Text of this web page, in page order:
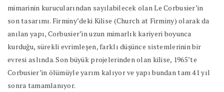
mimarinin kurucularından sayılabilecek olan Le Corbusier’in
son tasarımı. Firminy’deki Kilise (Church at Firminy) olarak da
anılan yapı, Corbusier’in uzun mimarlık kariyeri boyunca
kurduğu, sürekli evrimleşen, farklı düşünce sistemlerinin bir
evresi aslında. Son büyük projelerinden olan kilise, 1965’te
Corbusier’in ölümüyle yarım kalıyor ve yapı bundan tam 41 yıl
sonra tamamlanıyor.